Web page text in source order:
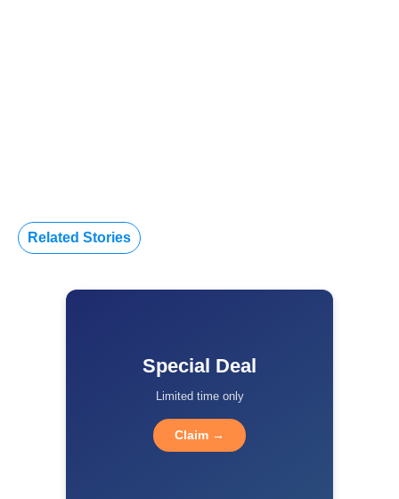
Related Stories
Special Deal
Limited time only
Claim →